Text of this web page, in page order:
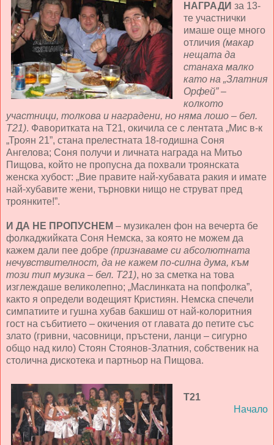
НАГРАДИ за 13-
те участнички
имаше още много
отличия (макар
нещата да
станаха малко
като на „Златния
Орфей” –
колкото
участници, толкова и наградени, но няма лошо – бел.
Т21). Фаворитката на Т21, окичила се с лентата „Мис в-к
„Троян 21”, стана прелестната 18-годишна Соня
Ангелова; Соня получи и личната награда на Митьо
Пищова, който не пропусна да похвали троянската
женска хубост: „Вие правите най-хубавата ракия и имате
най-хубавите жени, търновки нищо не струват пред
троянките!”.
И ДА НЕ ПРОПУСНЕМ – музикален фон на вечерта бе
фолкаджийката Соня Немска, за която не можем да
кажем дали пее добре (признаваме си абсолютната
нечувствителност, да не кажем по-силна дума, към
този тип музика – бел. Т21), но за сметка на това
изглеждаше великолепно; „Маслинката на попфолка”,
както я определи водещият Кристиян. Немска спечели
симпатиите и гушна хубав бакшиш от най-колоритния
гост на събитието – окичения от главата до петите със
злато (гривни, часовници, пръстени, ланци – сигурно
общо над кило) Стоян Стоянов-Златния, собственик на
столична дискотека и партньор на Пищова.
Т21
Начало